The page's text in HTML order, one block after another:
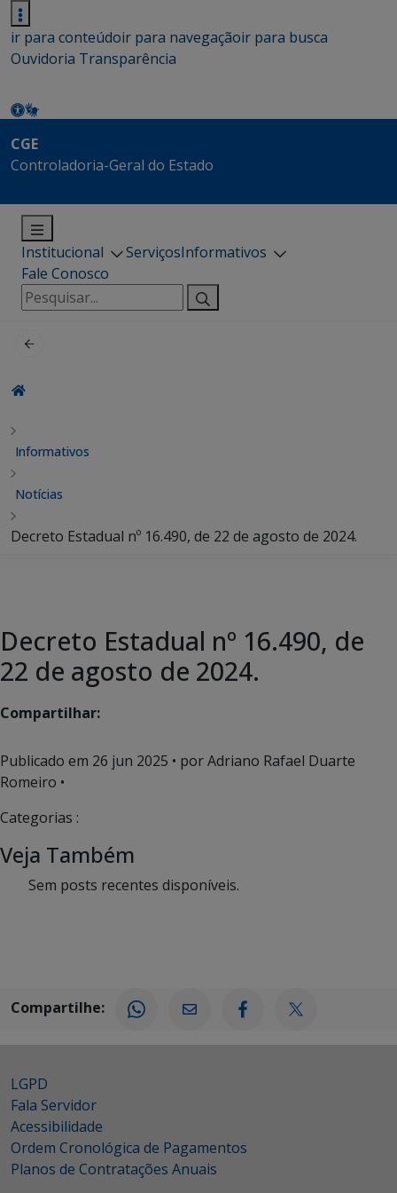
ir para conteúdoir para navegaçãoir para busca
Ouvidoria Transparência
CGE
Controladoria-Geral do Estado
Institucional ServiçosInformativos
Fale Conosco
Pesquisar
por:
Informativos
Notícias
Decreto Estadual nº 16.490, de 22 de agosto de 2024.
Decreto Estadual nº 16.490, de
22 de agosto de 2024.
Compartilhar:
Publicado em 26 jun 2025 • por Adriano Rafael Duarte
Romeiro •
Categorias :
Veja Também
Sem posts recentes disponíveis.
Compartilhe:
LGPD
Fala Servidor
Acessibilidade
Ordem Cronológica de Pagamentos
Planos de Contratações Anuais